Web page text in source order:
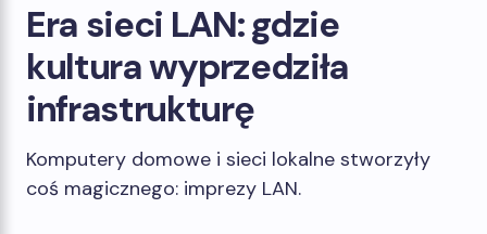
Era sieci LAN: gdzie
kultura wyprzedziła
infrastrukturę
Komputery domowe i sieci lokalne stworzyły
coś magicznego: imprezy LAN.